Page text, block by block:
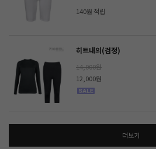
140원 적립
히트내의(검정)
14,000원
12,000원
더보기